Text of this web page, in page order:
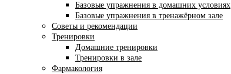
Базовые упражнения в домашних условиях
Базовые упражнения в тренажёрном зале
Советы и рекомендации
Тренировки
Домашние тренировки
Тренировки в зале
Фармакология